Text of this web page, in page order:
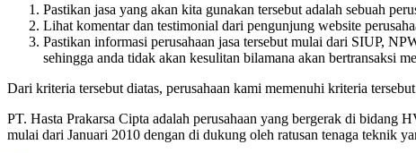
Pastikan jasa yang akan kita gunakan tersebut adalah sebuah
Lihat komentar dan testimonial dari pengunjung website
Pastikan informasi perusahaan jasa tersebut mulai dari SIUP,
sehingga anda tidak akan kesulitan bilamana akan bertransaksi
Dari kriteria tersebut diatas, perusahaan kami memenuhi kriteria
PT. Hasta Prakarsa Cipta adalah perusahaan yang bergerak di
mulai dari Januari 2010 dengan di dukung oleh ratusan tenaga teknik